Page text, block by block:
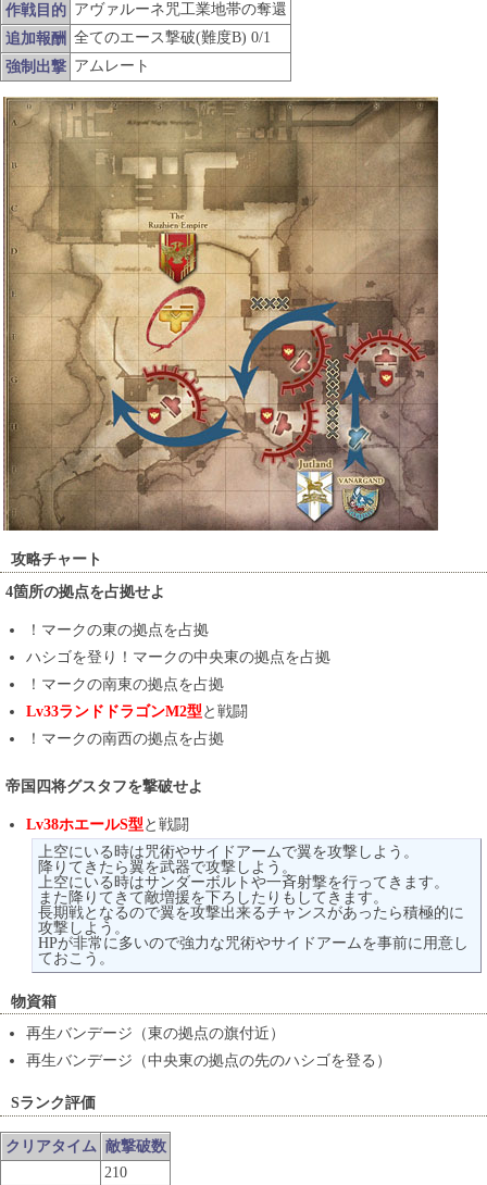
作戦目的 アヴァルーネ咒工業地帯の奪還
追加報酬 全てのエース撃破(難度B) 0/1
強制出撃 アムレート
攻略チャート
4箇所の拠点を占拠せよ
！マークの東の拠点を占拠
ハシゴを登り！マークの中央東の拠点を占拠
！マークの南東の拠点を占拠
Lv33ランドドラゴンM2型 と戦闘
！マークの南西の拠点を占拠
帝国四将グスタフを撃破せよ
Lv38ホエールS型 と戦闘
上空にいる時は咒術やサイドアームで翼を攻撃しよう。
降りてきたら翼を武器で攻撃しよう。
上空にいる時はサンダーボルトや一斉射撃を行ってきます。
また降りてきて敵増援を下ろしたりもしてきます。
長期戦となるので翼を攻撃出来るチャンスがあったら積極的に
攻撃しよう。
HPが非常に多いので強力な咒術やサイドアームを事前に用意し
ておこう。
物資箱
再生バンデージ（東の拠点の旗付近）
再生バンデージ（中央東の拠点の先のハシゴを登る）
Sランク評価
クリアタイム 敵撃破数
210